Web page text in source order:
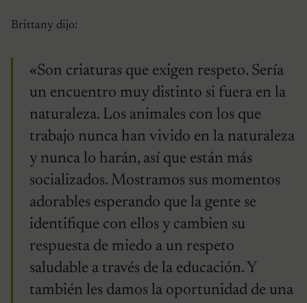
Brittany dijo:
«Son criaturas que exigen respeto. Sería
un encuentro muy distinto si fuera en la
naturaleza. Los animales con los que
trabajo nunca han vivido en la naturaleza
y nunca lo harán, así que están más
socializados. Mostramos sus momentos
adorables esperando que la gente se
identifique con ellos y cambien su
respuesta de miedo a un respeto
saludable a través de la educación. Y
también les damos la oportunidad de una